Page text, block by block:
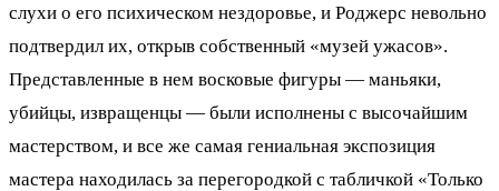
слухи о его психическом нездоровье, и Роджерс невольно
подтвердил их, открыв собственный «музей ужасов».
Представленные в нем восковые фигуры — маньяки,
убийцы, извращенцы — были исполнены с высочайшим
мастерством, и все же самая гениальная экспозиция
мастера находилась за перегородкой с табличкой «Только